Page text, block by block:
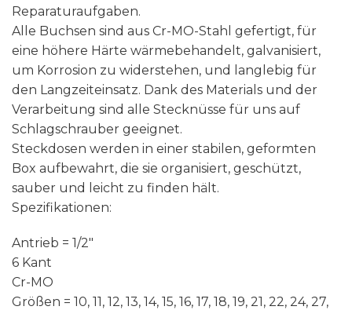
Reparaturaufgaben.
Alle Buchsen sind aus Cr-MO-Stahl gefertigt, für
eine höhere Härte wärmebehandelt, galvanisiert,
um Korrosion zu widerstehen, und langlebig für
den Langzeiteinsatz. Dank des Materials und der
Verarbeitung sind alle Stecknüsse für uns auf
Schlagschrauber geeignet.
Steckdosen werden in einer stabilen, geformten
Box aufbewahrt, die sie organisiert, geschützt,
sauber und leicht zu finden hält.
Spezifikationen:
Antrieb = 1/2″
6 Kant
Cr-MO
Größen = 10, 11, 12, 13, 14, 15, 16, 17, 18, 19, 21, 22, 24, 27,